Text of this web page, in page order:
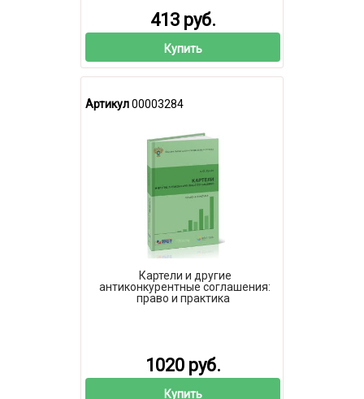
413 руб.
Купить
Артикул00003284
Картели и другие
антиконкурентные соглашения:
право и практика
1020 руб.
Купить